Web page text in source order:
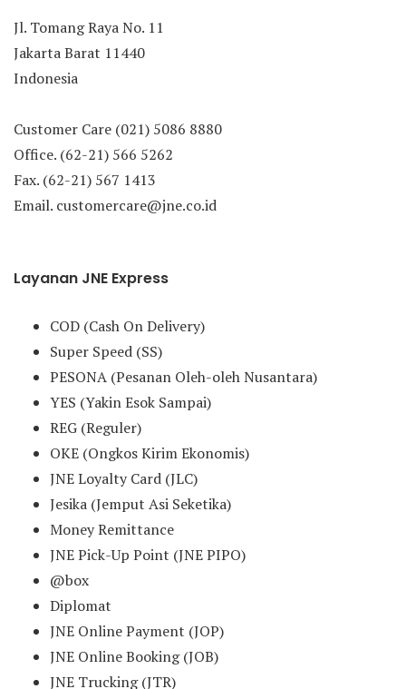
Jl. Tomang Raya No. 11
Jakarta Barat 11440
Indonesia
Customer Care (021) 5086 8880
Office. (62-21) 566 5262
Fax. (62-21) 567 1413
Email. customercare@jne.co.id
Layanan JNE Express
COD (Cash On Delivery)
Super Speed (SS)
PESONA (Pesanan Oleh-oleh Nusantara)
YES (Yakin Esok Sampai)
REG (Reguler)
OKE (Ongkos Kirim Ekonomis)
JNE Loyalty Card (JLC)
Jesika (Jemput Asi Seketika)
Money Remittance
JNE Pick-Up Point (JNE PIPO)
@box
Diplomat
JNE Online Payment (JOP)
JNE Online Booking (JOB)
JNE Trucking (JTR)